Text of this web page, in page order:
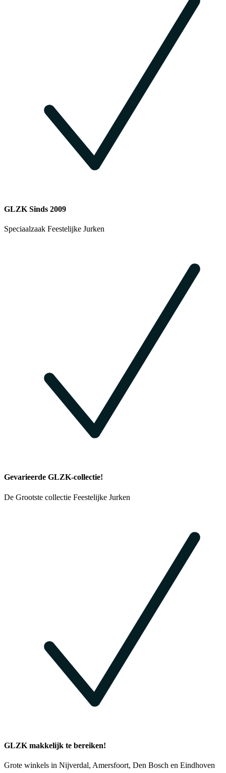
GLZK Sinds 2009
Speciaalzaak Feestelijke Jurken
Gevarieerde GLZK-collectie!
De Grootste collectie Feestelijke Jurken
GLZK makkelijk te bereiken!
Grote winkels in Nijverdal, Amersfoort, Den Bosch en Eindhoven